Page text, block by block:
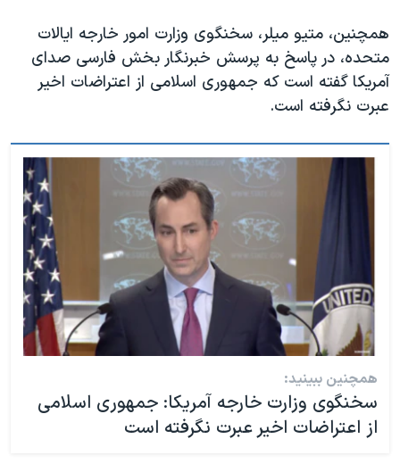
همچنین، متیو میلر، سخنگوی وزارت امور خارجه ایالات
متحده، در پاسخ به پرسش خبرنگار بخش فارسی صدای
آمریکا گفته است که جمهوری اسلامی از اعتراضات اخیر
عبرت نگرفته است.
همچنین ببینید:
سخنگوی وزارت خارجه آمریکا: جمهوری اسلامی
از اعتراضات اخیر عبرت نگرفته است